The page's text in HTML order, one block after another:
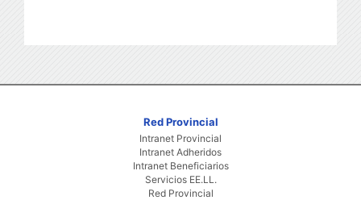
Red Provincial
Intranet Provincial
Intranet Adheridos
Intranet Beneficiarios
Servicios EE.LL.
Red Provincial